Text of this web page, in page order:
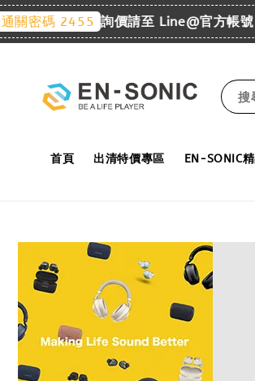
密碼 2455 詢價請至 Line@官方帳號
搜
首頁 出清特價專區 EN-SONIC